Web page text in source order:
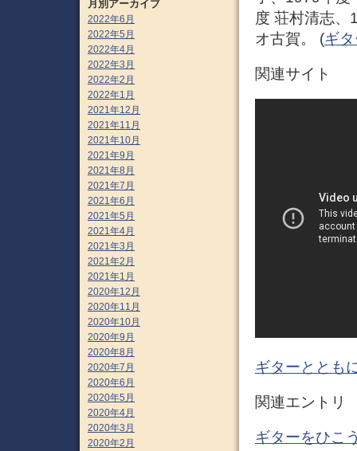
度 荘村清志、
オ古賀。 (ギ
関連サイト
ギターととも
関連エントリ
ギターをひこ
月別アーカイブ
2022年6月
2022年5月
2022年4月
2022年3月
2022年2月
2022年1月
2021年12月
2021年11月
2021年10月
2021年9月
2021年8月
2021年7月
2021年6月
2021年5月
2021年4月
2021年3月
2021年2月
2021年1月
2020年12月
2020年11月
2020年10月
2020年9月
2020年8月
2020年7月
2020年6月
2020年5月
2020年4月
2020年3月
2020年2月